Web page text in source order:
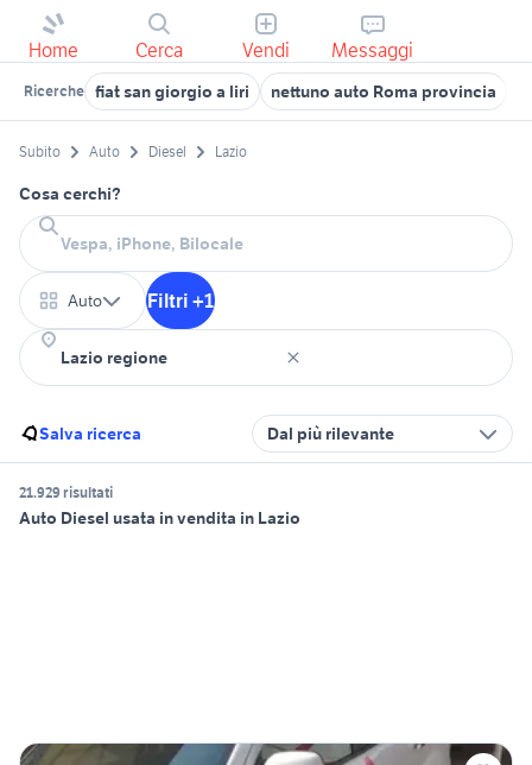
Home Cerca Vendi Messaggi
Ricerche fiat san giorgio a liri nettuno auto Roma provincia
Subito Auto Diesel Lazio
Cosa cerchi?
Auto Filtri +1
Salva ricerca Dal più rilevante
21.929 risultati
Auto Diesel usata in vendita in Lazio